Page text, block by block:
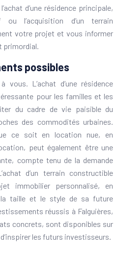
d’une résidence principale,
l’acquisition d’un terrain
votre projet et vous informer
possibles
vous. L’achat d’une résidence
pour les familles et les
du cadre de vie paisible du
des commodités urbaines.
ce soit en location nue, en
peut également être une
compte tenu de la demande
d’un terrain constructible
immobilier personnalisé, en
la taille et le style de sa future
réussis à Falguières,
concrets, sont disponibles sur
les futurs investisseurs.